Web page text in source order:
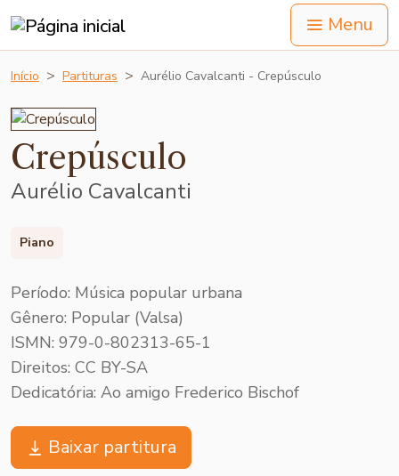
Menu
Início Partituras Aurélio Cavalcanti - Crepúsculo
Crepúsculo
Aurélio Cavalcanti
Piano
Período: Música popular urbana
Gênero: Popular (Valsa)
ISMN: 979-0-802313-65-1
Direitos: CC BY-SA
Dedicatória: Ao amigo Frederico Bischof
Baixar partitura